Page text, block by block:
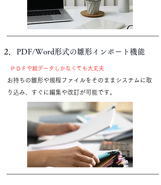
2． PDF/Word形式の雛形インポート機能
ＰＤＦや紙データしかなくても大丈夫
お持ちの雛形や規程ファイルをそのままシステムに取
り込み、 すぐに編集や改訂が可能です。